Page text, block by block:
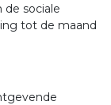
de sociale
tot de maand